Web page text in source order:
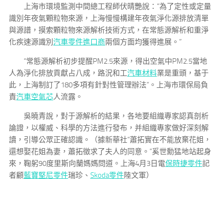
上海市環境監測中間總工程師伏晴艷說：“為了定性或定量
識別年夜氣顆粒物來源，上海慢慢構建年夜氣淨化源排放清單
與源譜，摸索顆粒物來源解析技術方式，在常態源解析和重淨
化疾速源識別 汽車零件進口商兩個方面均獲得進展。”
“常態源解析初步提醒PM2.5來源，得出空氣中PM2.5當地
人為淨化排放貢獻占八成，路況和工汽車材料業是重頭，基于
此，上海制訂了180多項有針對性管理辦法”。上海市環保局負
責汽車空氣芯人流露。
吳曉青說，對于源解析的結果，各地要組織專家認真剖析
論證，以權威、科學的方法進行發布，并組織專家做好深刻解
讀，引導公眾正確認識。（據新華社“蕭拓實在不能放棄花姐，
還想娶花姐為妻，蕭拓徵求了夫人的同意。”奚世勳猛地站起身
來，鞠躬90度里斯向蘭媽媽問道。上海4月3日電保時捷零件記
者顧藍寶堅尼零件瑞珍、 Skoda零件陸文軍）